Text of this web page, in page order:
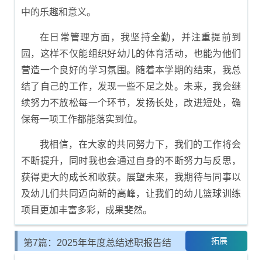
中的乐趣和意义。
在日常管理方面，我坚持全勤，并注重提前到
园，这样不仅能组织好幼儿的体育活动，也能为他们
营造一个良好的学习氛围。随着本学期的结束，我总
结了自己的工作，发现一些不足之处。未来，我会继
续努力不放松每一个环节，发扬长处，改进短处，确
保每一项工作都能落实到位。
我相信，在大家的共同努力下，我们的工作将会
不断提升，同时我也会通过自身的不断努力与反思，
获得更大的成长和收获。展望未来，我期待与同事以
及幼儿们共同迈向新的高峰，让我们的幼儿篮球训练
项目更加丰富多彩，成果斐然。
第7篇：2025年年度总结述职报告结 拓展